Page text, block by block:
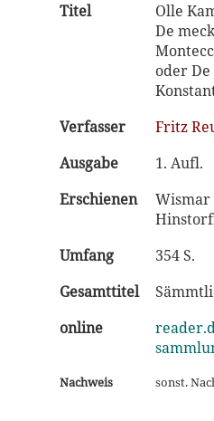
Titel
Olle
De
oder De
Verfasser
Fritz
Ausgabe
1. Aufl.
Erschienen
Wismar
Umfang
354 S.
Gesamttitel
online
Nachweis sonst.